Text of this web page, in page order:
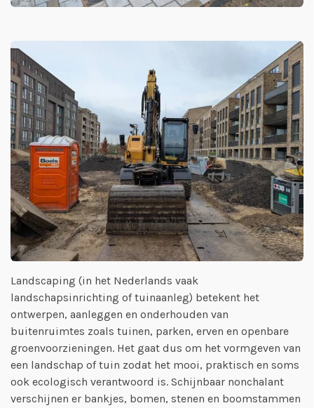
Landscaping (in het Nederlands vaak
landschapsinrichting of tuinaanleg) betekent het
ontwerpen, aanleggen en onderhouden van
buitenruimtes zoals tuinen, parken, erven en openbare
groenvoorzieningen. Het gaat dus om het vormgeven van
een landschap of tuin zodat het mooi, praktisch en soms
ook ecologisch verantwoord is. Schijnbaar nonchalant
verschijnen er bankjes, bomen, stenen en boomstammen